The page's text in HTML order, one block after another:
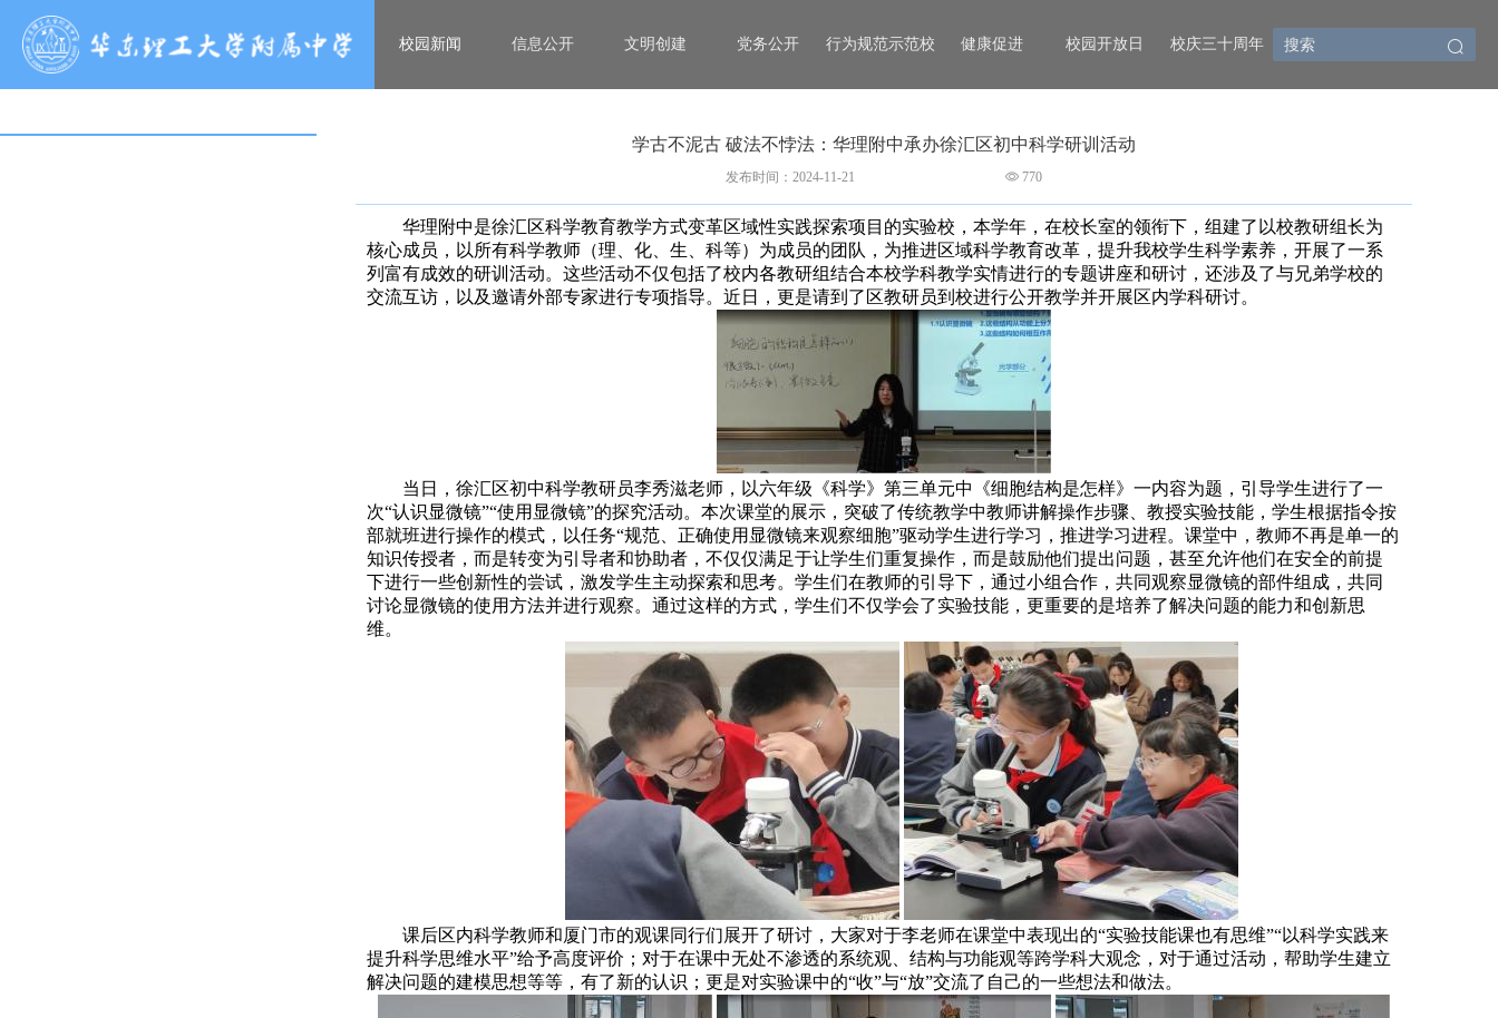
校园新闻 信息公开 文明创建 党务公开 行为规范示范校 健康促进 校园开放日 校庆三十周年
学古不泥古 破法不悖法：华理附中承办徐汇区初中科学研训活动
发布时间：2024-11-21 770
华理附中是徐汇区科学教育教学方式变革区域性实践探索项目的实验校，本学年，在校长室的领衔下，组建了以校教研组长为
核心成员，以所有科学教师（理、化、生、科等）为成员的团队，为推进区域科学教育改革，提升我校学生科学素养，开展了一系
列富有成效的研训活动。这些活动不仅包括了校内各教研组结合本校学科教学实情进行的专题讲座和研讨，还涉及了与兄弟学校的
交流互访，以及邀请外部专家进行专项指导。近日，更是请到了区教研员到校进行公开教学并开展区内学科研讨。
当日，徐汇区初中科学教研员李秀滋老师，以六年级《科学》第三单元中《细胞结构是怎样》一内容为题，引导学生进行了一
次“认识显微镜”“使用显微镜”的探究活动。本次课堂的展示，突破了传统教学中教师讲解操作步骤、教授实验技能，学生根据指令按
部就班进行操作的模式，以任务“规范、正确使用显微镜来观察细胞”驱动学生进行学习，推进学习进程。课堂中，教师不再是单一的
知识传授者，而是转变为引导者和协助者，不仅仅满足于让学生们重复操作，而是鼓励他们提出问题，甚至允许他们在安全的前提
下进行一些创新性的尝试，激发学生主动探索和思考。学生们在教师的引导下，通过小组合作，共同观察显微镜的部件组成，共同
讨论显微镜的使用方法并进行观察。通过这样的方式，学生们不仅学会了实验技能，更重要的是培养了解决问题的能力和创新思
维。
课后区内科学教师和厦门市的观课同行们展开了研讨，大家对于李老师在课堂中表现出的“实验技能课也有思维”“以科学实践来
提升科学思维水平”给予高度评价；对于在课中无处不渗透的系统观、结构与功能观等跨学科大观念，对于通过活动，帮助学生建立
解决问题的建模思想等等，有了新的认识；更是对实验课中的“收”与“放”交流了自己的一些想法和做法。